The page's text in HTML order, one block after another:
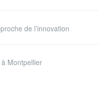
de l’innovation
Montpellier